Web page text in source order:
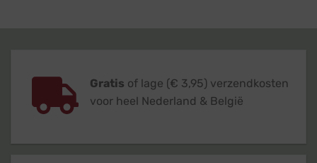
Gratis of lage (€ 3,95) verzendkosten
voor heel Nederland & België